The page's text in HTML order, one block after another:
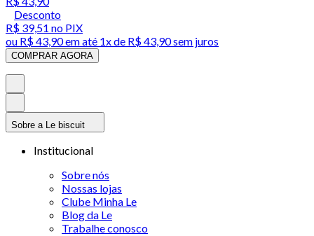
Desconto
R$ 39,51 no PIX
ou R$ 43,90em até 1x de R$ 43,90sem juros
COMPRAR AGORA
Sobre a Le biscuit
Institucional
Sobre nós
Nossas lojas
Clube Minha Le
Blog da Le
Trabalhe conosco